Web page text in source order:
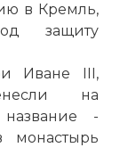
в Кремль,
защиту
Иване III,
на
-
монастырь